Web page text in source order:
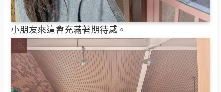
小朋友來這會充滿著期待感。